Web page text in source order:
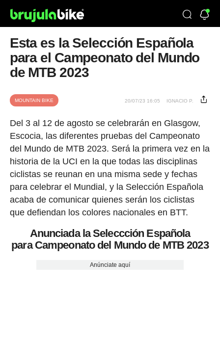
Esta es la Selección Española
para el Campeonato del Mundo
de MTB 2023
MOUNTAIN BIKE 20/07/23 16:05 IGNACIO P.
Del 3 al 12 de agosto se celebrarán en Glasgow,
Escocia, las diferentes pruebas del Campeonato
del Mundo de MTB 2023. Será la primera vez en la
historia de la UCI en la que todas las disciplinas
ciclistas se reunan en una misma sede y fechas
para celebrar el Mundial, y la Selección Española
acaba de comunicar quienes serán los ciclistas
que defiendan los colores nacionales en BTT.
Anunciada la Seleccción Española
para Campeonato del Mundo de MTB 2023
Anúnciate aquí